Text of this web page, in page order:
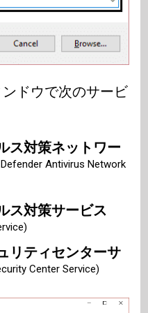
ドウで次のサービ
ス対策ネットワー
Antivirus Network
ス対策サービス
リティセンターサ
Center Service)